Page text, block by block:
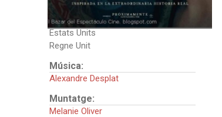
Bèlgica
Dinamarca
Estats Units
Regne Unit
Música:
Alexandre Desplat
Muntatge:
Melanie Oliver